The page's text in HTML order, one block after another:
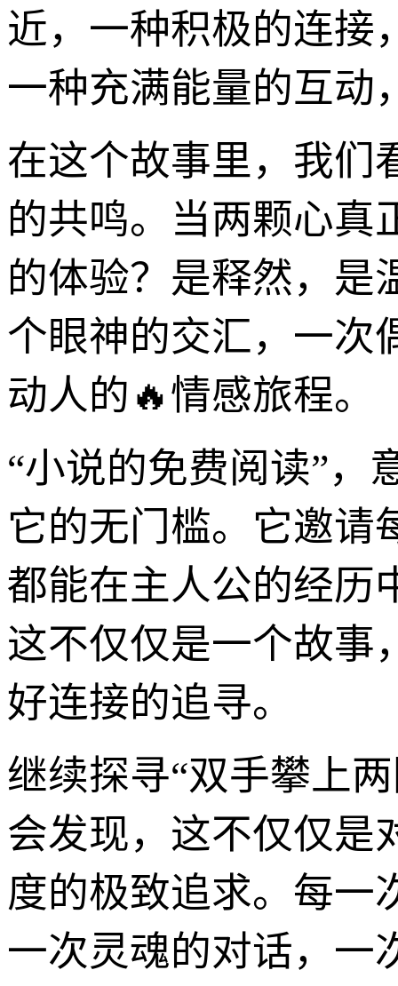
近，一种积极的连接
一种充满能量的互动
在这个故事里，我们
的共鸣。当两颗心真
的体验？是释然，是
个眼神的交汇，一次
动人的🔥情感旅程。
“小说的免费阅读”，
它的无门槛。它邀请
都能在主人公的经历
这不仅仅是一个故事
好连接的追寻。
继续探寻“双手攀上
会发现，这不仅仅是
度的极致追求。每一
一次灵魂的对话，一